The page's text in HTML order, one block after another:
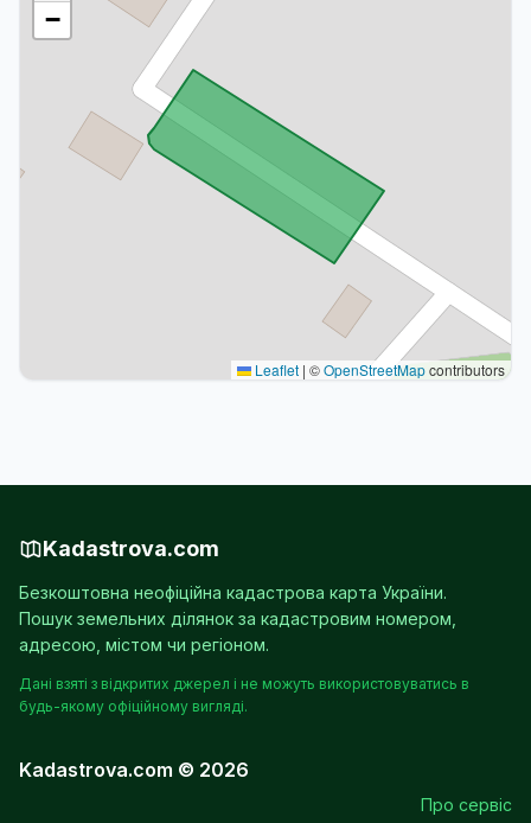
−
Leaflet | ©OpenStreetMapcontributors
Kadastrova.com
Безкоштовна неофіційна кадастрова карта України.
Пошук земельних ділянок за кадастровим номером,
адресою, містом чи регіоном.
Дані взяті з відкритих джерел і не можуть використовуватись в
будь-якому офіційному вигляді.
Kadastrova.com © 2026
Про сервіс